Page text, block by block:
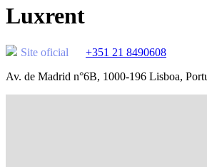
Luxrent
Site oficial
+351 21 8490608
Av. de Madrid n°6B, 1000-196 Lisboa,